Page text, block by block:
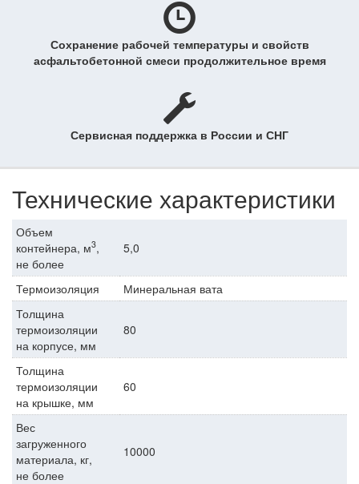
Сохранение рабочей температуры и свойств
асфальтобетонной смеси продолжительное время
Сервисная поддержка в России и СНГ
Технические характеристики
Объем
контейнера, м3,
не более
5,0
Термоизоляция
Минеральная вата
Толщина
термоизоляции
на корпусе, мм
80
Толщина
термоизоляции
на крышке, мм
60
Вес
загруженного
материала, кг,
не более
10000